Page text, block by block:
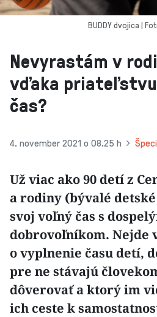
Nevyrastám v
vďaka
čas?
4. november 2021 o 08.25 h
Už viac ako 90 detí z
a rodiny (bývalé
svoj voľný čas s
dobrovoľníkom. Nejde
o vyplnenie času detí,
pre ne stávajú
dôverovať a ktorý im
ich ceste k
BUDDY dvojica |